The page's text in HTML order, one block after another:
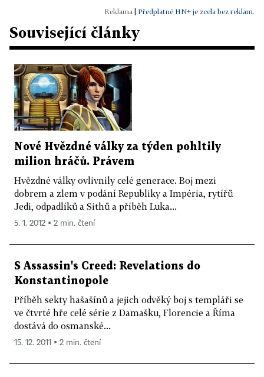
Předplatné HN+ je zcela bez reklam.
Související články
Nové Hvězdné války za týden pohltily
milion hráčů. Právem
Hvězdné války ovlivnily celé generace. Boj mezi
dobrem a zlem v podání Republiky a Impéria, rytířů
Jedi, odpadlíků a Sithů a příběh Luka...
5. 1. 2012 ▪ 2 min. čtení
S Assassin's Creed: Revelations do
Konstantinopole
Příběh sekty hašašínů a jejich odvěký boj s templáři se
ve čtvrté hře celé série z Damašku, Florencie a Říma
dostává do osmanské...
15. 12. 2011 ▪ 2 min. čtení